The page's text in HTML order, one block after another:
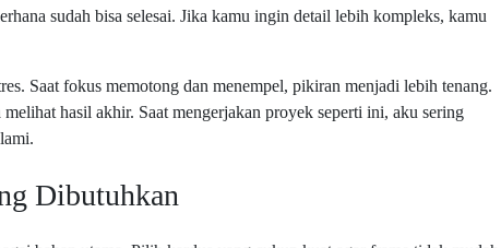
sudah bisa selesai. Jika kamu ingin detail lebih kompleks, kamu
Saat fokus memotong dan menempel, pikiran menjadi lebih tenang.
hasil akhir. Saat mengerjakan proyek seperti ini, aku sering
Dibutuhkan